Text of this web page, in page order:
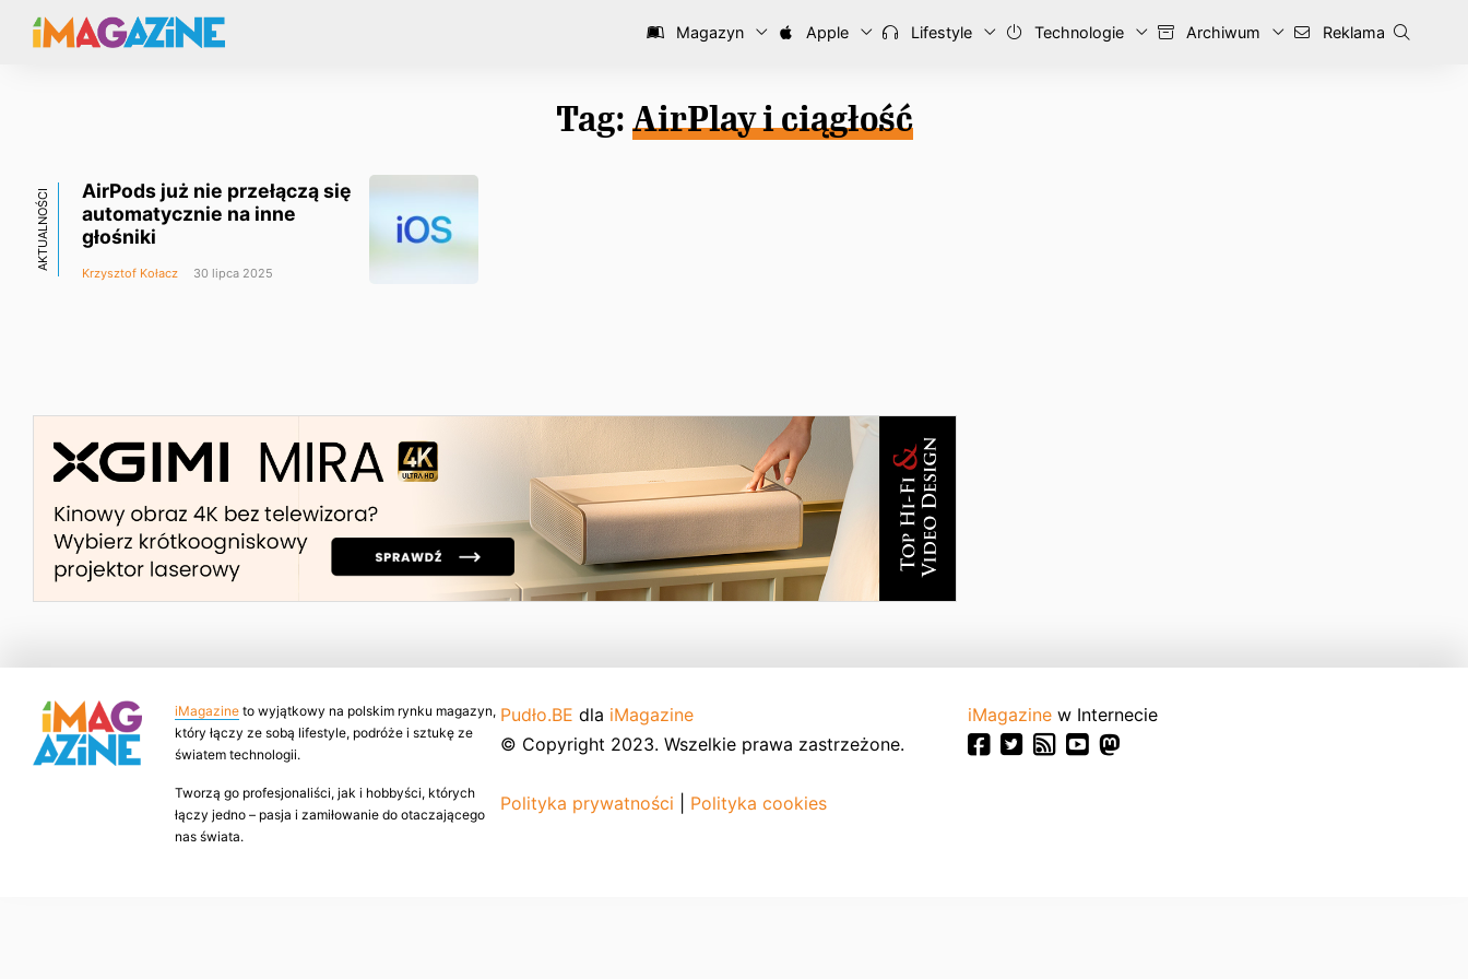
Magazyn Apple Lifestyle Technologie Archiwum Reklama
Tag: AirPlay i ciągłość
AKTUALNOŚCI
AirPods już nie przełączą się
automatycznie na inne
głośniki
Krzysztof Kołacz 30 lipca 2025
iMagazine to wyjątkowy na polskim rynku magazyn,
który łączy ze sobą lifestyle, podróże i sztukę ze
światem technologii.
Tworzą go profesjonaliści, jak i hobbyści, których
łączy jedno – pasja i zamiłowanie do otaczającego
nas świata.
Pudło.BE dla iMagazine
© Copyright 2023. Wszelkie prawa zastrzeżone.
Polityka prywatności Polityka cookies
iMagazine w Internecie